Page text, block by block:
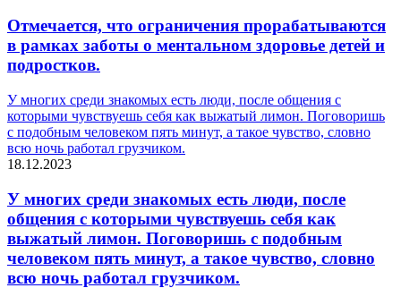
Отмечается, что ограничения прорабатываются
в рамках заботы о ментальном здоровье детей и
подростков.
У многих среди знакомых есть люди, после общения с
которыми чувствуешь себя как выжатый лимон. Поговоришь
с подобным человеком пять минут, а такое чувство, словно
всю ночь работал грузчиком.
18.12.2023
У многих среди знакомых есть люди, после
общения с которыми чувствуешь себя как
выжатый лимон. Поговоришь с подобным
человеком пять минут, а такое чувство, словно
всю ночь работал грузчиком.